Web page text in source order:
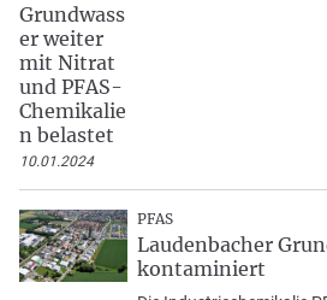
Grundwass
er weiter
mit Nitrat
und PFAS-
Chemikalie
n belastet
10.01.2024
PFAS
Laudenbacher
kontaminiert